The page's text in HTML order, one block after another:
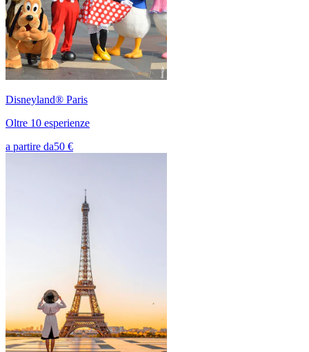
Disneyland® Paris
Oltre 10 esperienze
a partire da50 €